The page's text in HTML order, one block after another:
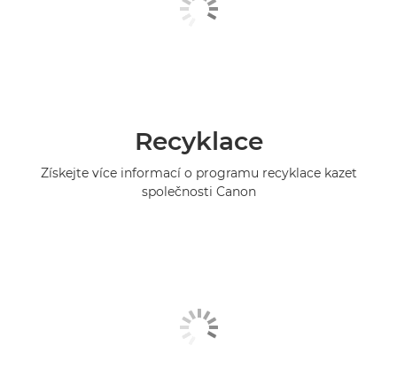
Recyklace
Získejte více informací o programu recyklace kazet
společnosti Canon